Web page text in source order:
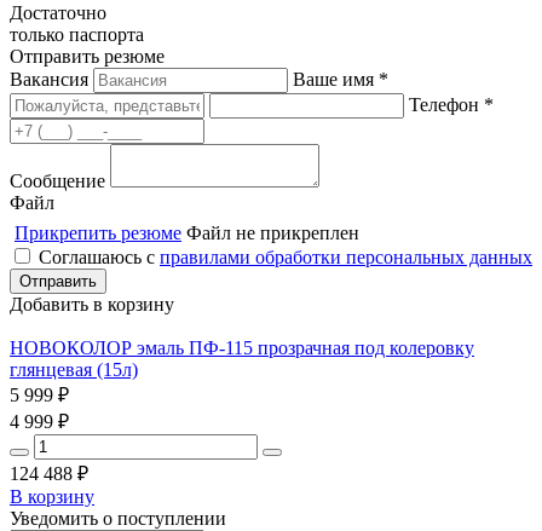
Достаточно
только паспорта
Отправить резюме
Вакансия
Ваше имя *
Телефон *
Сообщение
Файл
Прикрепить резюме Файл не прикреплен
Соглашаюсь с правилами обработки персональных данных
Добавить в корзину
НОВОКОЛОР эмаль ПФ-115 прозрачная под колеровку
глянцевая (15л)
5 999 ₽
4 999 ₽
124 488 ₽
В корзину
Уведомить о поступлении